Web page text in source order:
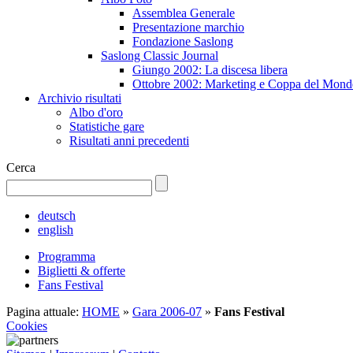
Assemblea Generale
Presentazione marchio
Fondazione Saslong
Saslong Classic Journal
Giungo 2002: La discesa libera
Ottobre 2002: Marketing e Coppa del
Archivio risultati
Albo d'oro
Statistiche gare
Risultati anni precedenti
Cerca
deutsch
english
Programma
Biglietti & offerte
Fans Festival
Pagina attuale: HOME » Gara 2006-07 » Fans Festival
Cookies